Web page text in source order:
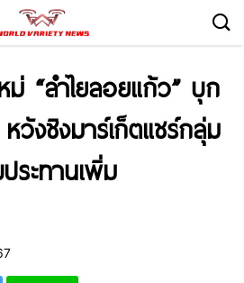
ม่ “ลำไยลอยแก้ว” บุก
วังชิงมาร์เก็ตแชร์กลุ่ม
ระทานเพิ่ม